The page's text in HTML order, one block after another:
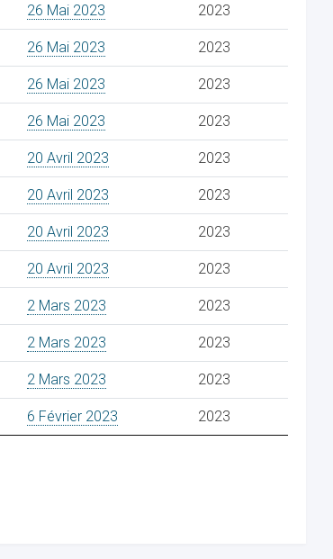
26 Mai 2023 2023
26 Mai 2023 2023
26 Mai 2023 2023
26 Mai 2023 2023
20 Avril 2023 2023
20 Avril 2023 2023
20 Avril 2023 2023
20 Avril 2023 2023
2 Mars 2023 2023
2 Mars 2023 2023
2 Mars 2023 2023
6 Février 2023 2023